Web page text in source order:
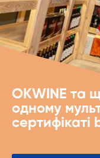
OKWINE та
одному
сертифікаті